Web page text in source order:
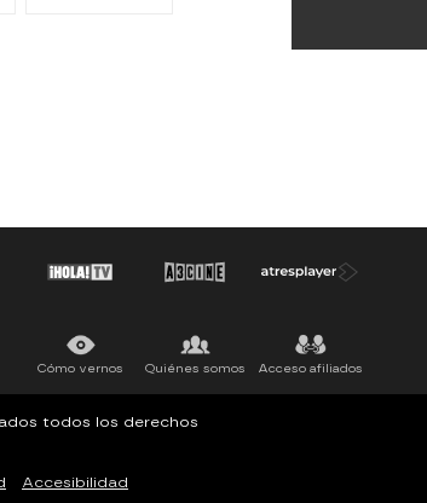
Cómo vernos Quiénes somos Acceso afiliados
todos los derechos
Accesibilidad